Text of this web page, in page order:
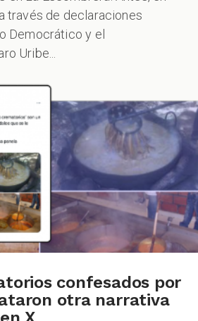
través de declaraciones
Democrático y el
Uribe...
confesados por
otra narrativa